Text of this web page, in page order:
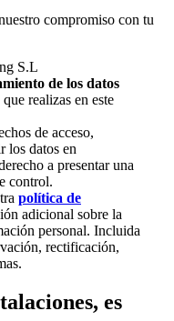
compromiso con tu
S.L
de los datos
realizas en este
de acceso,
los datos en
a presentar una
control.
política de
adicional sobre la
personal. Incluida
rectificación,
es